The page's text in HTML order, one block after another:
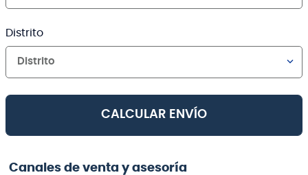
Distrito
Distrito
CALCULAR ENVÍO
Canales de venta y asesoría